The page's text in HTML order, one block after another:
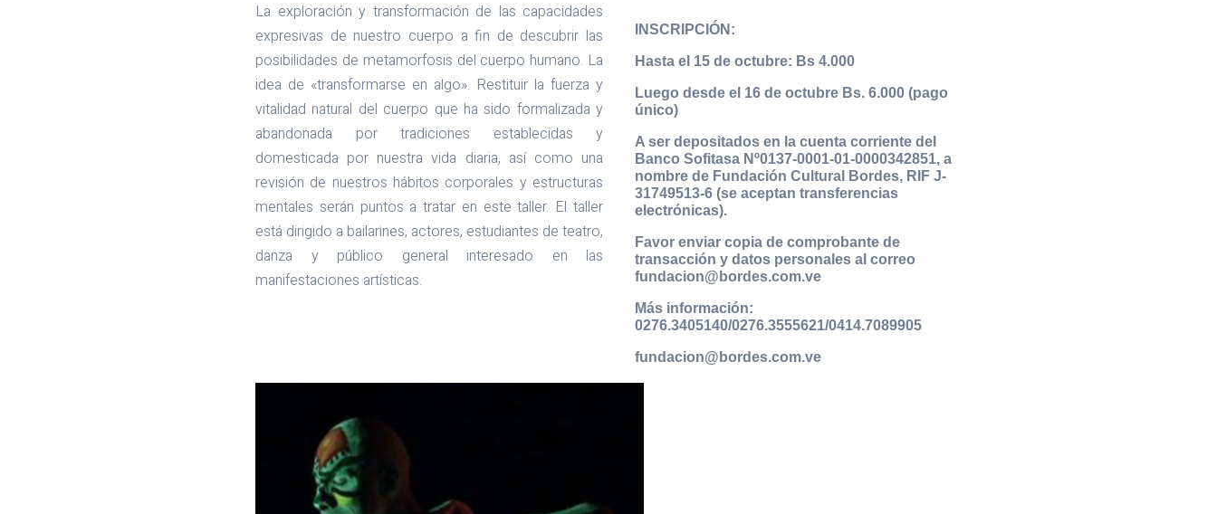
INSCRIPCIÓN:
Hasta el 15 de octubre: Bs 4.000
Luego desde el 16 de octubre Bs. 6.000 (pago
único)
A ser depositados en la cuenta corriente del
Banco Sofitasa Nº0137-0001-01-0000342851, a
nombre de Fundación Cultural Bordes, RIF J-
31749513-6 (se aceptan transferencias
electrónicas).
Favor enviar copia de comprobante de
transacción y datos personales al correo
fundacion@bordes.com.ve
Más información:
0276.3405140/0276.3555621/0414.7089905
fundacion@bordes.com.ve
La exploración y transformación de las capacidades
expresivas de nuestro cuerpo a fin de descubrir las
posibilidades de metamorfosis del cuerpo humano. La
idea de «transformarse en algo». Restituir la fuerza y
vitalidad natural del cuerpo que ha sido formalizada y
abandonada por tradiciones establecidas y
domesticada por nuestra vida diaria, así como una
revisión de nuestros hábitos corporales y estructuras
mentales serán puntos a tratar en este taller. El taller
está dirigido a bailarines, actores, estudiantes de teatro,
danza y público general interesado en las
manifestaciones artísticas.